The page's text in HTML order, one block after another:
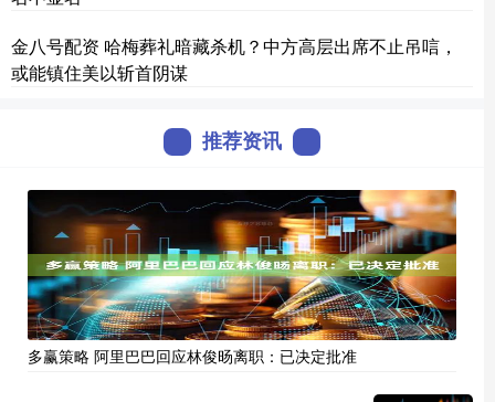
金八号配资 哈梅葬礼暗藏杀机？中方高层出席不止吊唁，
或能镇住美以斩首阴谋
推荐资讯
多赢策略 阿里巴巴回应林俊旸离职：已决定批准